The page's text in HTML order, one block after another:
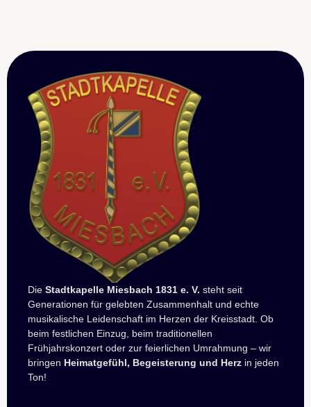
Die Stadtkapelle Miesbach 1831 e. V. steht seit
Generationen für gelebten Zusammenhalt und echte
musikalische Leidenschaft im Herzen der Kreisstadt. Ob
beim festlichen Einzug, beim traditionellen
Frühjahrskonzert oder zur feierlichen Umrahmung – wir
bringen Heimatgefühl, Begeisterung und Herz in jeden
Ton!